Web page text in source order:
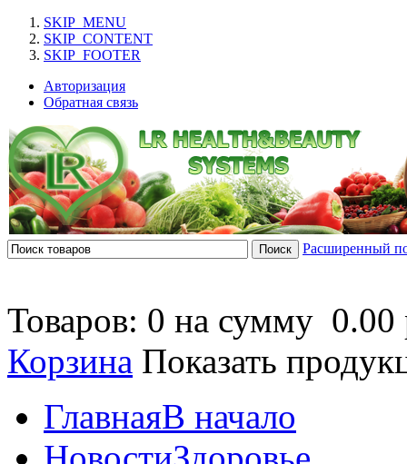
SKIP_MENU
SKIP_CONTENT
SKIP_FOOTER
Авторизация
Обратная связь
Расширенный
Товаров: 0 на сумму 0.00
Корзина Показать
ГлавнаяВ начало